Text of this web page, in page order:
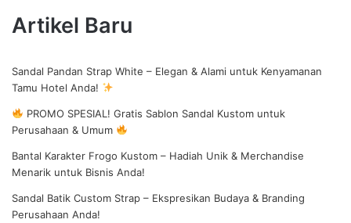
Artikel Baru
Sandal Pandan Strap White – Elegan & Alami untuk Kenyamanan
Tamu Hotel Anda!
PROMO SPESIAL! Gratis Sablon Sandal Kustom untuk
Perusahaan & Umum
Bantal Karakter Frogo Kustom – Hadiah Unik & Merchandise
Menarik untuk Bisnis Anda!
Sandal Batik Custom Strap – Ekspresikan Budaya & Branding
Perusahaan Anda!